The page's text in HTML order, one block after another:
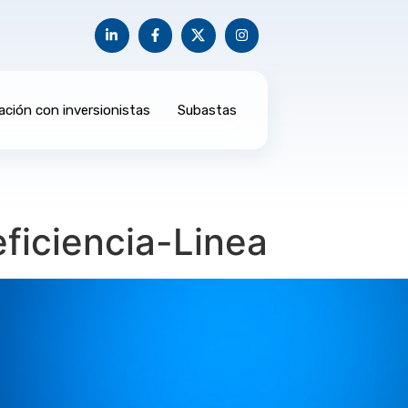
con inversionistas Subastas
Linea